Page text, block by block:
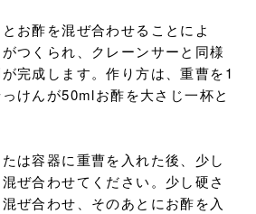
お酢を混ぜ合わせることによ
つくられ、クレーンサーと同様
完成します。作り方は、重曹を1
けんが50mlお酢を大さじ一杯と
は容器に重曹を入れた後、少し
ぜ合わせてください。少し硬さ
ぜ合わせ、そのあとにお酢を入